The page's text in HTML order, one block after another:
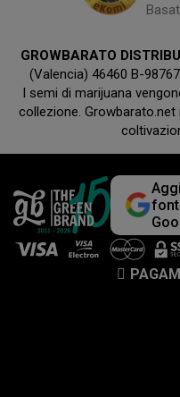
GROWBARATO
(Valencia) 46460 B-
I semi di marijuana
collezione.